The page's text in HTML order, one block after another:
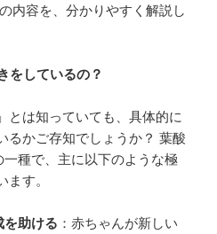
内容を、分かりやすく解説し
をしているの？
とは知っていても、具体的に
るかご存知でしょうか？ 葉酸
種で、主に以下のような極
す。
を助ける ：赤ちゃんが新しい